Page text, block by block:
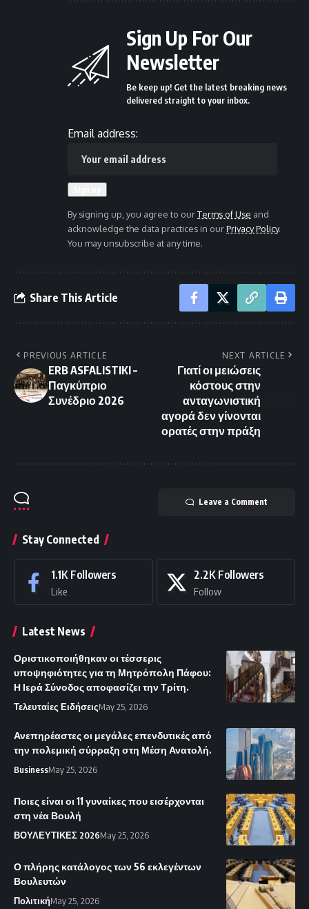
Sign Up For Our
Newsletter
Be keep up! Get the latest breaking news
delivered straight to your inbox.
Email address:
By signing up, you agree to ourTerms of Use and
acknowledge the data practices in ourPrivacy Policy.
You may unsubscribe at any time.
Share This Article
PREVIOUS ARTICLE
ERB ASFALISTIKI –
Παγκύπριο
Συνέδριο 2026
NEXT ARTICLE
Γιατί οι μειώσεις
κόστους στην
ανταγωνιστική
αγορά δεν γίνονται
ορατές στην πράξη
Leave a Comment
Stay Connected
1.1K Followers
Like
2.2K Followers
Follow
Latest News
Οριστικοποιήθηκαν οι τέσσερις
υποψηφιότητες για τη Μητρόπολη Πάφου:
Η Ιερά Σύνοδος αποφασίζει την Τρίτη.
Τελευταίες ΕιδήσειςMay 25, 2026
Ανεπηρέαστες οι μεγάλες επενδυτικές από
την πολεμική σύρραξη στη Μέση Ανατολή.
BusinessMay 25, 2026
Ποιες είναι οι 11 γυναίκες που εισέρχονται
στη νέα Βουλή
ΒΟΥΛΕΥΤΙΚΕΣ 2026May 25, 2026
Ο πλήρης κατάλογος των 56 εκλεγέντων
Βουλευτών
ΠολιτικήMay 25, 2026